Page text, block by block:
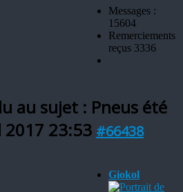
Messages :
15604
Remerciements
reçus 3336
au sujet : Pneus été
2017 23:53 #66438
Giokol